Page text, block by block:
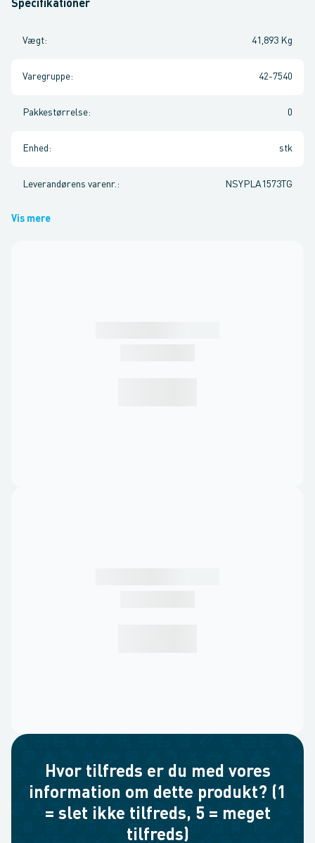
Specifikationer
Vægt: 41,893 Kg
Varegruppe: 42-7540
Pakkestørrelse: 0
Enhed : stk
Leverandørens varenr. : NSYPLA1573TG
Vis mere
Hvor tilfreds er du med vores
information om dette produkt? (1
= slet ikke tilfreds, 5 = meget
tilfreds)